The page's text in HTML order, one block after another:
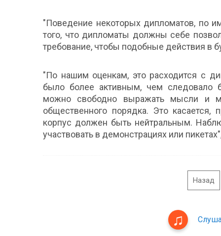
"Поведение некоторых дипломатов, по
того, что дипломаты должны себе
требование, чтобы подобные действия в
"По нашим оценкам, это расходится с
было более активным, чем следовало
можно свободно выражать мысли и
общественного порядка. Это
корпус должен быть нейтральным.
участвовать в демонстрациях или
Назад